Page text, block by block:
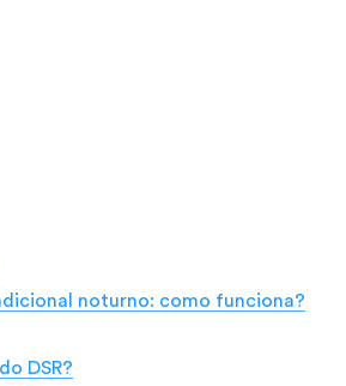
noturno: como funciona?
DSR?